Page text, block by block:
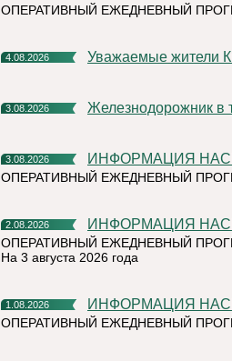
ОПЕРАТИВНЫЙ ЕЖЕДНЕВНЫЙ
4.08.2026 Уважаемые жители
3.08.2026 Железнодорожник
3.08.2026 ИНФОРМАЦИЯ
ОПЕРАТИВНЫЙ ЕЖЕДНЕВНЫЙ
2.08.2026 ИНФОРМАЦИЯ
ОПЕРАТИВНЫЙ ЕЖЕДНЕВНЫЙ
На 3 августа 2026 года
1.08.2026 ИНФОРМАЦИЯ
ОПЕРАТИВНЫЙ ЕЖЕДНЕВНЫЙ